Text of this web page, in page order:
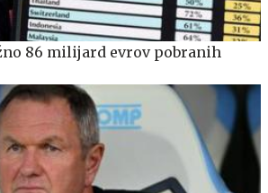
86 milijard evrov pobranih